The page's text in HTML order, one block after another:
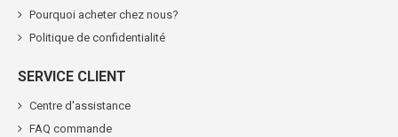
Pourquoi acheter chez nous?
Politique de confidentialité
SERVICE CLIENT
Centre d'assistance
FAQ commande